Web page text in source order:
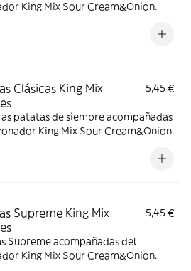
King Mix Sour Cream&Onion.
Clásicas King Mix
5,45 €
de siempre acompañadas
King Mix Sour Cream&Onion.
Supreme King Mix
5,45 €
Supreme acompañadas del
King Mix Sour Cream&Onion.